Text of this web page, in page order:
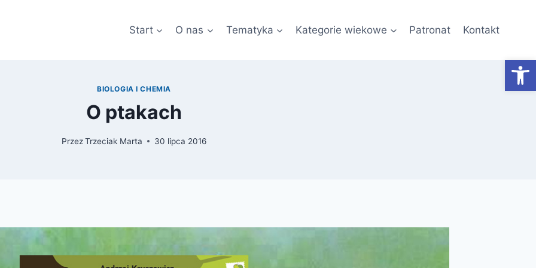
Start O nas Tematyka Kategorie wiekowe Patronat Kontakt
BIOLOGIA I CHEMIA
O ptakach
PrzezTrzeciak Marta 30 lipca 2016